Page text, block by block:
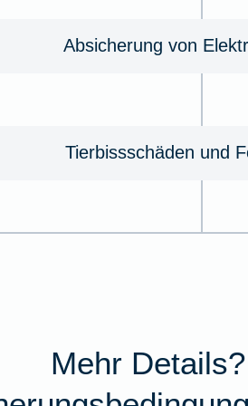
Absicherung von
Tierbissschäden und
Mehr